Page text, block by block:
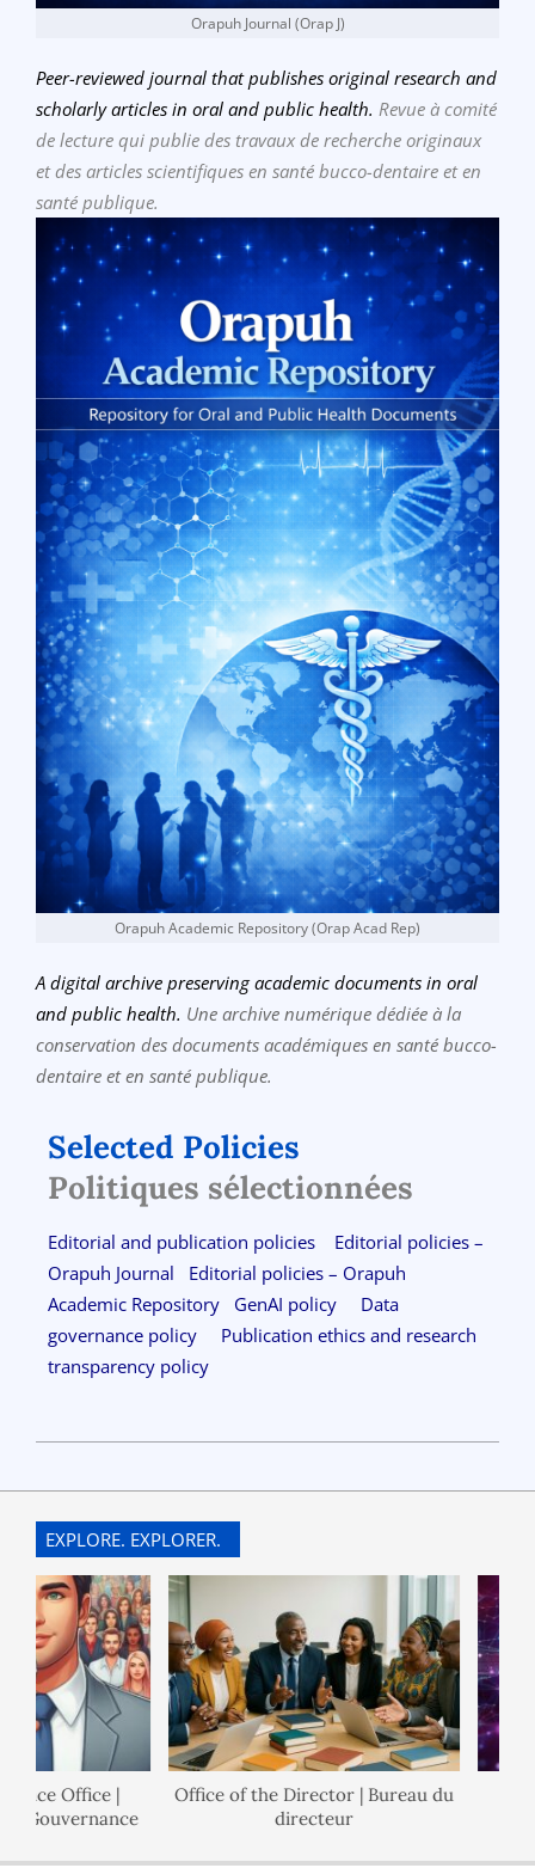
Orapuh Journal (Orap J)
Peer-reviewed journal that publishes original research and
scholarly articles in oral and public health. Revue à comité
de lecture qui publie des travaux de recherche originaux
et des articles scientifiques en santé bucco-dentaire et en
santé publique.
Orapuh Academic Repository (Orap Acad Rep)
A digital archive preserving academic documents in oral
and public health. Une archive numérique dédiée à la
conservation des documents académiques en santé bucco-
dentaire et en santé publique.
Selected Policies
Politiques sélectionnées
Editorial and publication policies
Editorial policies –
Orapuh Journal
Editorial policies – Orapuh
Academic Repository
GenAI policy
Data
governance policy
Publication ethics and research
transparency policy
EXPLORE. EXPLORER.
Office |
Office of the Director | Bureau du
directeur